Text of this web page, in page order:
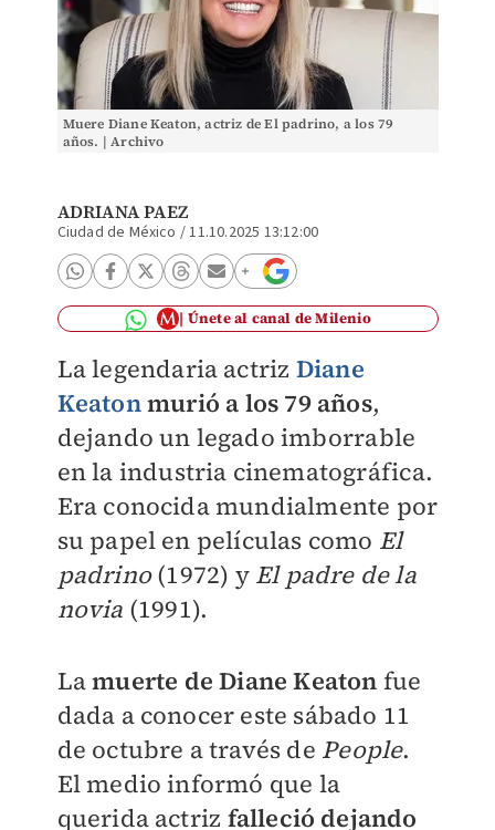
Muere Diane Keaton, actriz de El padrino, a los 79
años. | Archivo
ADRIANA PAEZ
Ciudad de México /11.10.2025 13:12:00
Únete al canal de Milenio
La legendaria actriz Diane
Keatonmurió a los 79 años,
dejando un legado imborrable
en la industria cinematográfica.
Era conocida mundialmente por
su papel en películas como El
padrino(1972) y El padre de la
novia (1991).
Lamuerte de Diane Keaton fue
dada a conocer este sábado 11
de octubre a través de People.
El medio informó que la
querida actriz falleció dejando